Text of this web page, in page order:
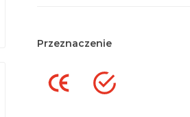
Przeznaczenie